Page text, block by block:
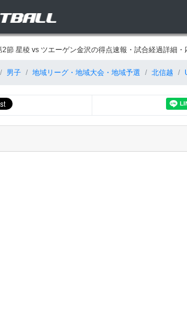
節 星稜 vs ツエーゲン金沢の得点速報・試合経過詳細
男子 地域リーグ・地域大会・地域予選 北信越